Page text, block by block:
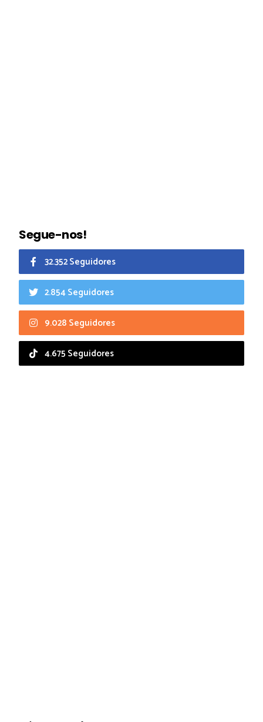
Segue-nos!
32.352 Seguidores
2.854 Seguidores
9.028 Seguidores
4.675 Seguidores